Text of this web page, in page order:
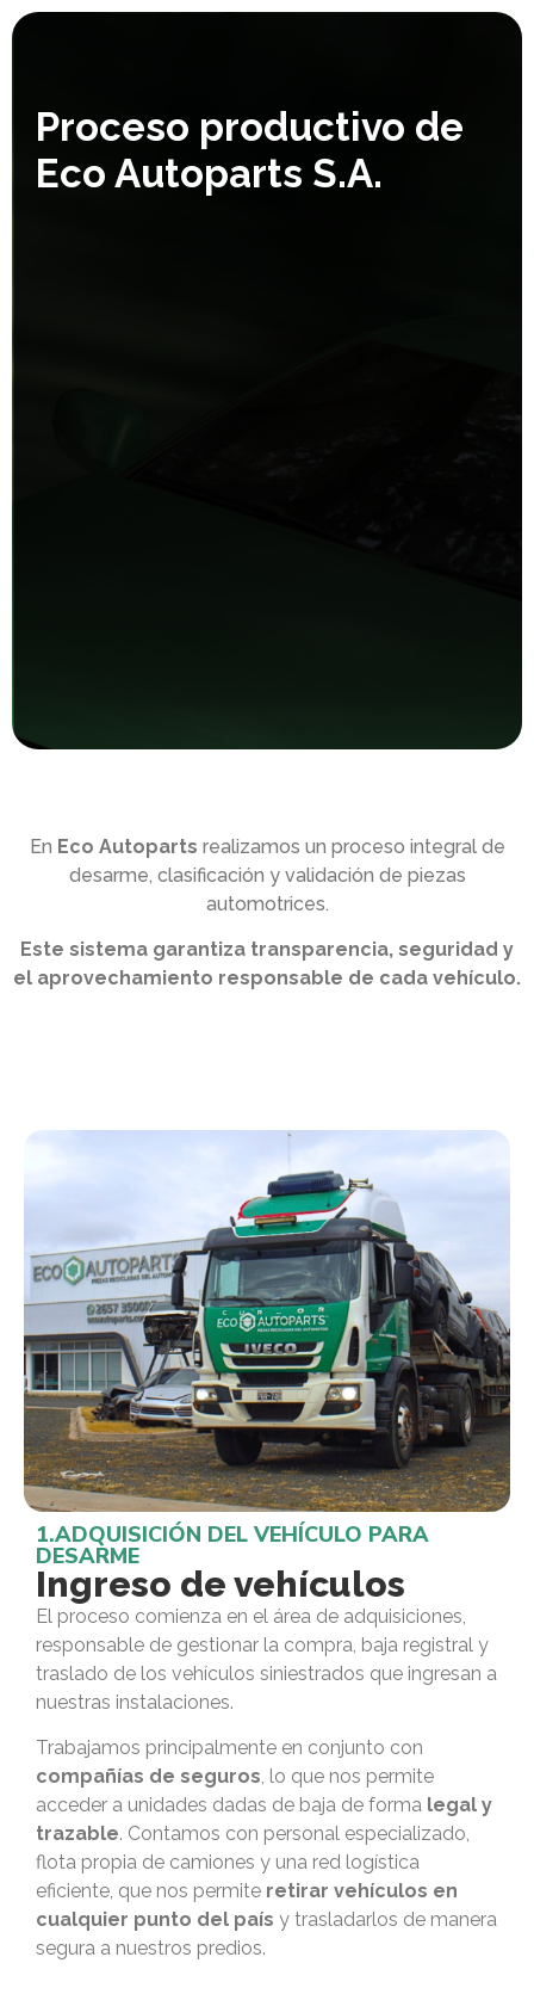
Proceso productivo de
Eco Autoparts S.A.
En Eco Autoparts realizamos un proceso integral de
desarme, clasificación y validación de piezas
automotrices.
Este sistema garantiza transparencia, seguridad y
el aprovechamiento responsable de cada vehículo.
1.ADQUISICIÓN DEL VEHÍCULO PARA
DESARME
Ingreso de vehículos
El proceso comienza en el área de adquisiciones,
responsable de gestionar la compra, baja registral y
traslado de los vehículos siniestrados que ingresan a
nuestras instalaciones.
Trabajamos principalmente en conjunto con
compañías de seguros, lo que nos permite
acceder a unidades dadas de baja de forma legal y
trazable. Contamos con personal especializado,
flota propia de camiones y una red logística
eficiente, que nos permite retirar vehículos en
cualquier punto del país y trasladarlos de manera
segura a nuestros predios.